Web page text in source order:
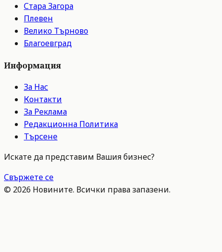
Стара Загора
Плевен
Велико Търново
Благоевград
Информация
За Нас
Контакти
За Реклама
Редакционна Политика
Търсене
Искате да представим Вашия бизнес?
Свържете се
© 2026 Новините. Всички права запазени.